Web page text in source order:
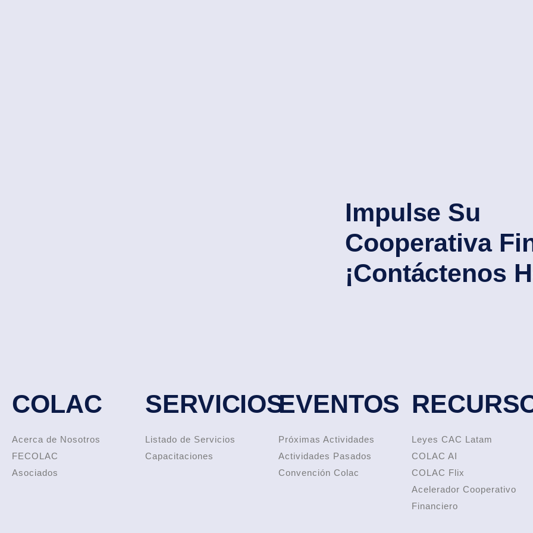
Impulse Su
Cooperativa
¡Contáctenos
COLAC
Acerca de Nosotros
FECOLAC
Asociados
SERVICIOS
Listado de Servicios
Capacitaciones
EVENTOS
Próximas Actividades
Actividades Pasados
Convención Colac
Leyes CAC Latam
COLAC AI
COLAC Flix
Acelerador Cooperativo
Financiero